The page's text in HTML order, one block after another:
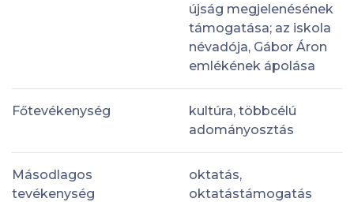
újság megjelenésének
támogatása; az iskola
névadója, Gábor Áron
emlékének ápolása
Főtevékenység
kultúra, többcélú
adományosztás
Másodlagos
tevékenység
oktatás,
oktatástámogatás